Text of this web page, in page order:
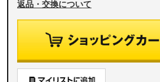
返品・交換について